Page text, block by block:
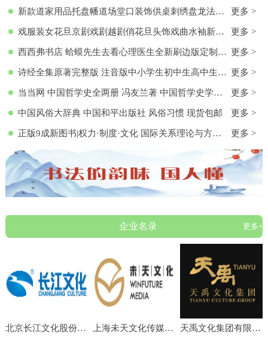
新款道家用品托盘幡道场堂口装饰供桌刺绣盘龙法器香盘幡全套 更多 >
戏服装女花旦京剧戏剧越剧俏花旦头饰戏曲水袖新款黄梅戏服演出服 更多 >
西西弗书店 蛤蟆先生去看心理医生全新刷边版定制书特装书收藏书蛤蟆先生去看心理医生(纪念版) 白边版本 心理学入门 零基础心理学 更多 >
诗经全集原著完整版 注音版中小学生初中生高中生成人无删减305首诗经楚辞详解版拼音注析 中华藏书局译注解析鉴赏古诗词诠译书 更多 >
当当网 中国哲学史全两册 冯友兰著 中国哲学史学科的奠基之作 附录《中国哲学小史》 冯友兰之女宗璞首肯 正版书籍 更多 >
中国风俗大辞典 中国和平出版社 风俗习惯 现货包邮 更多 >
正版9成新图书|权力·制度·文化 国际关系理论与方法研究文集(第 更多 >
企业名录 更多+
北京长江文化股份有限公司 上海未天文化传媒有限公司 天禹文化集团有限公司